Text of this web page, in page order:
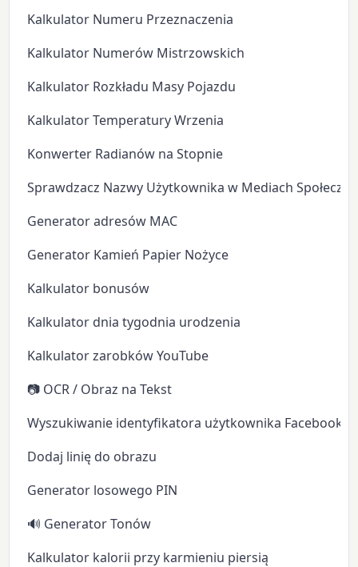
Kalkulator Numeru Przeznaczenia
Kalkulator Numerów Mistrzowskich
Kalkulator Rozkładu Masy Pojazdu
Kalkulator Temperatury Wrzenia
Konwerter Radianów na Stopnie
Sprawdzacz Nazwy Użytkownika w Mediach
Generator adresów MAC
Generator Kamień Papier Nożyce
Kalkulator bonusów
Kalkulator dnia tygodnia urodzenia
Kalkulator zarobków YouTube
📷 OCR / Obraz na Tekst
Wyszukiwanie identyfikatora użytkownika Facebooka
Dodaj linię do obrazu
Generator losowego PIN
🔊 Generator Tonów
Kalkulator kalorii przy karmieniu piersią